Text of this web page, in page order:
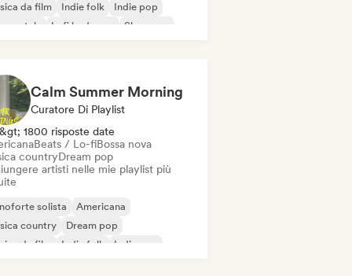
da film
Indie folk
Indie pop
Lofi bedroom Shoegaze
Calm Summer Morning
Curatore Di Playlist
&gt; 1800 risposte date
Beats / Lo-fiBossa nova
countryDream pop
artisti nelle mie playlist più
solista
Americana
country
Dream pop
da film
Indie folk
Indie pop